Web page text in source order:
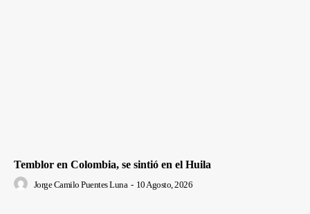
Temblor en Colombia, se sintió en el Huila
Jorge Camilo Puentes Luna - 10 Agosto, 2026